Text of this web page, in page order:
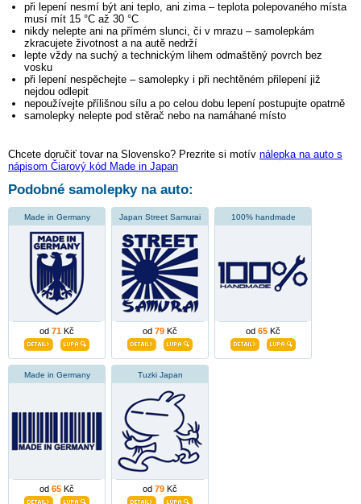
při lepení nesmí být ani teplo, ani zima – teplota polepovaného místa
musí mít 15 °C až 30 °C
nikdy nelepte ani na přímém slunci, či v mrazu – samolepkám
zkracujete životnost a na autě nedrží
lepte vždy na suchý a technickým lihem odmaštěný povrch bez
vosku
při lepení nespěchejte – samolepky i při nechtěném přilepení již
nejdou odlepit
nepoužívejte přílišnou sílu a po celou dobu lepení postupujte opatrně
samolepky nelepte pod stěrač nebo na namáhané místo
Chcete doručiť tovar na Slovensko? Prezrite si motív nálepka na auto s
nápisom Čiarový kód Made in Japan
Podobné samolepky na auto:
Made in Germany
od 71 Kč
Japan Street Samurai
od 79 Kč
100% handmade
od 65 Kč
Made in Germany
od 65 Kč
Tuzki Japan
od 79 Kč